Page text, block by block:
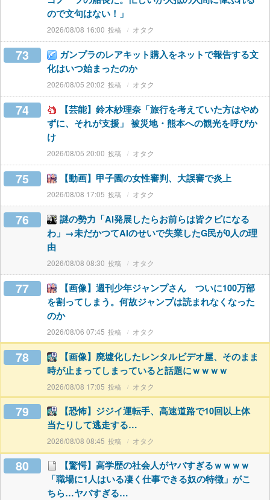
ので文句はない！」
2026/08/08 16:00 オタク
73
ガンプラのレアキット購入をネットで報告する文
化はいつ始まったのか
2026/08/05 20:02 オタク
74
【芸能】鈴木紗理奈「旅行を考えていた方はやめ
ずに、それが支援」 被災地・熊本への観光を呼びか
け
2026/08/05 20:00 オタク
75 【動画】甲子園の女性審判、大誤審で炎上
2026/08/08 17:05 オタク
76
謎の勢力「AI発展したらお前らは皆クビになる
わ」→未だかつてAIのせいで失業したG民が0人の理
由
2026/08/08 08:30 オタク
77
【画像】週刊少年ジャンプさん ついに100万部
を割ってしまう。何故ジャンプは読まれなくなった
のか
2026/08/06 07:45 オタク
78
【画像】廃墟化したレンタルビデオ屋、そのまま
時が止まってしまっていると話題にｗｗｗｗ
2026/08/08 17:05 オタク
79
【恐怖】ジジイ運転手、高速道路で10回以上体
当たりして逃走する…
2026/08/08 08:45 オタク
80
【驚愕】高学歴の社会人がヤバすぎるｗｗｗｗ
「職場に1人はいる凄く仕事できる奴の特徴」がこ
ちら…ヤバすぎる…